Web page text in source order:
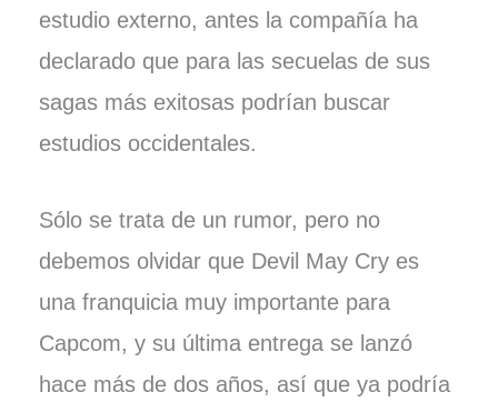
estudio externo, antes la compañía ha
declarado que para las secuelas de sus
sagas más exitosas podrían buscar
estudios occidentales.
Sólo se trata de un rumor, pero no
debemos olvidar que Devil May Cry es
una franquicia muy importante para
Capcom, y su última entrega se lanzó
hace más de dos años, así que ya podría